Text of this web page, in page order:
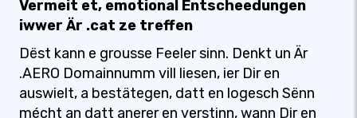
Vermeit et, emotional Entscheedungen
iwwer Är .cat ze treffen
Dëst kann e grousse Feeler sinn. Denkt un Är
.AERO Domainnumm vill liesen, ier Dir en
auswielt, a bestätegen, datt en logesch Sënn
mécht an datt anerer en verstinn, wann Dir en